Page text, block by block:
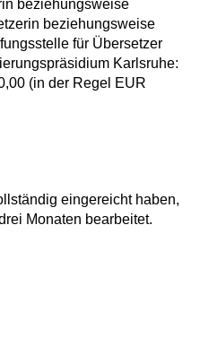
beziehungsweise
beziehungsweise
für Übersetzer
Karlsruhe:
(in der Regel EUR
eingereicht haben,
Monaten bearbeitet.